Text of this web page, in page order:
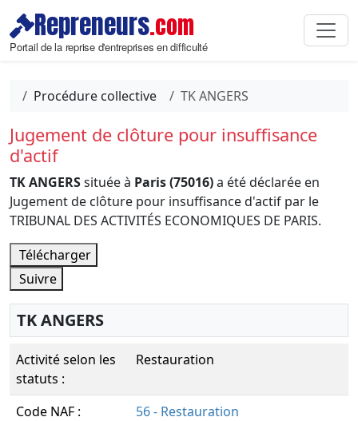
Repreneurs.com
Portail de la reprise d'entreprises en difficulté
Procédure collective TK ANGERS
Jugement de clôture pour insuffisance
d'actif
TK ANGERSsituée à Paris (75016)a été déclarée en
Jugement de clôture pour insuffisance d'actif par le
TRIBUNAL DES ACTIVITÉS ECONOMIQUES DE PARIS.
Télécharger
Suivre
TK ANGERS
Activité selon les
statuts :
Restauration
Code NAF :
56 - Restauration